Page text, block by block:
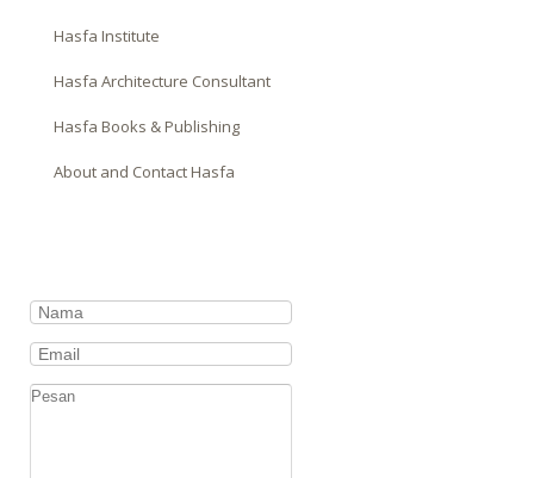
Hasfa Institute
Hasfa Architecture Consultant
Hasfa Books & Publishing
About and Contact Hasfa